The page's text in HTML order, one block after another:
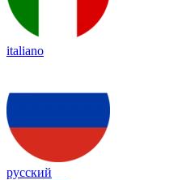
italiano
русский